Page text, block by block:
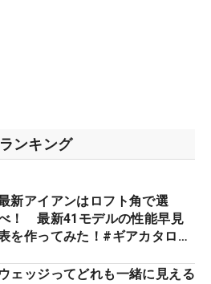
ンキング
新アイアンはロフト角で選
！ 最新41モデルの性能早見
を作ってみた！#ギアカタログ
ウェッジってどれも一緒に見える